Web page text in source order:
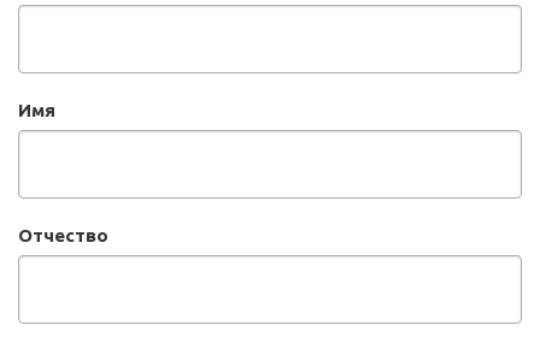
Имя
Отчество